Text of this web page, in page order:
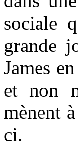
sociale
grande
James
et non
mènent
ci.